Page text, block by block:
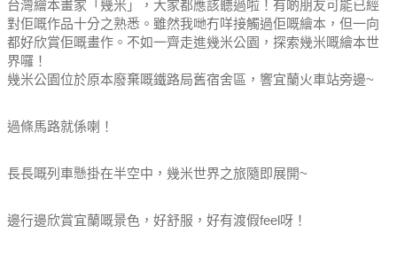
台灣繪本畫家「幾米」，大家都應該聽過啦！ 有啲朋友可能已經
對佢嘅作品十分之熟悉。 雖然我哋冇咩接觸過佢嘅繪本，但一向
都好欣賞佢嘅畫作。 不如一齊走進幾米公園，探索幾米嘅繪本世
界囉！
幾米公園位於原本廢棄嘅鐵路局舊宿舍區，響宜蘭火車站旁邊~
過條馬路就係喇！
長長嘅列車懸掛在半空中，幾米世界之旅隨即展開~
邊行邊欣賞宜蘭嘅景色，好舒服，好有渡假feel呀！